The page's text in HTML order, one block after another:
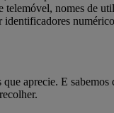
nomes de
aprecie. E sabemos